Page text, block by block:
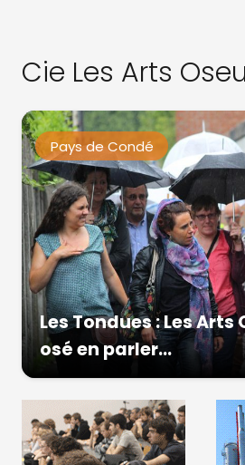
Cie Les Arts
Pays de Condé
Les Tondues : Les Arts
osé en parler…